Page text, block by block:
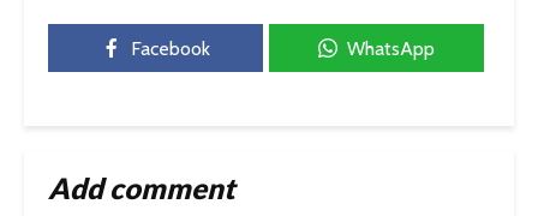
Facebook WhatsApp
Add comment